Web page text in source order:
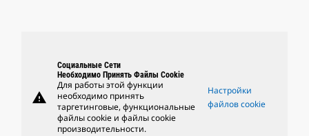
warning
Социальные Сети
Необходимо Принять Файлы Cookie
Для работы этой функции
необходимо принять
таргетинговые, функциональные
файлы cookie и файлы cookie
производительности.
Настройки
файлов cookie